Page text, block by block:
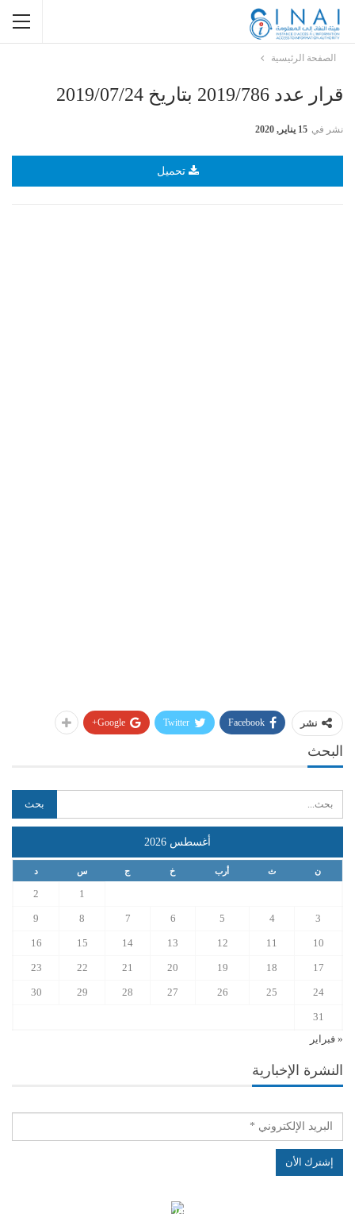
الصفحة الرئيسية
قرار عدد 2019/786 بتاريخ 2019/07/24
نشر في 15 يناير, 2020
تحميل
نشر Facebook
Twitter
Google+
البحث
أغسطس 2026
ن ث أرب خ ج س د
1
2
3
4
5
6
7
8
9
10
11
12
13
14
15
16
17
18
19
20
21
22
23
24
25
26
27
28
29
30
31
« فبراير
النشرة الإخبارية
الهياكل الخاضعة لقانون النفاذ إلى المعلومة